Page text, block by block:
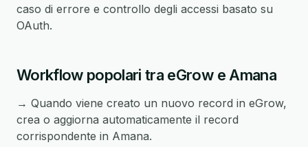
caso di errore e controllo degli accessi basato su
OAuth.
Workflow popolari tra eGrow e Amana
→ Quando viene creato un nuovo record in eGrow,
crea o aggiorna automaticamente il record
corrispondente in Amana.